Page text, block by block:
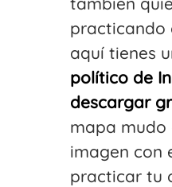
practicando
aquí tienes
político de
descargar
mapa
imagen con
practicar tu